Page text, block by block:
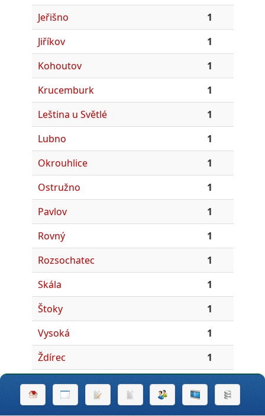
Jeřišno
1
Jiříkov
1
Kohoutov
1
Krucemburk
1
Leština u Světlé
1
Lubno
1
Okrouhlice
1
Ostružno
1
Pavlov
1
Rovný
1
Rozsochatec
1
Skála
1
Štoky
1
Vysoká
1
Ždírec
1
Dušejov
1
Hojkov
1